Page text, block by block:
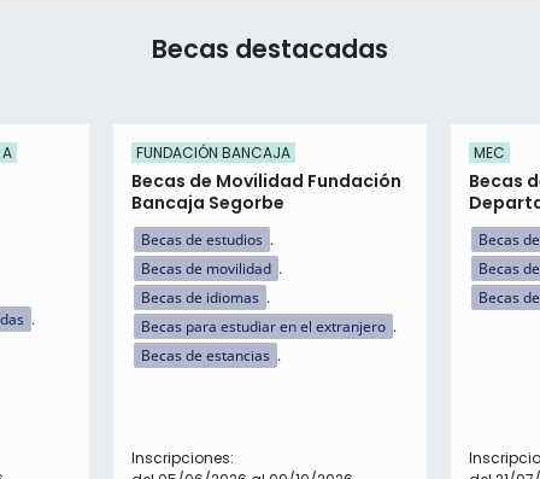
Becas destacadas
FUNDACIÓN BANCAJA
Becas de Movilidad Fundación
Bancaja Segorbe
Becas de estudios
Becas de movilidad
Becas de idiomas
Becas para estudiar en el extranjero
Becas de estancias
Inscripciones:
MEC
Becas
Becas
Becas
Becas